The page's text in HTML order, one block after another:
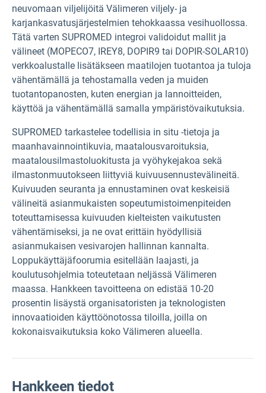
neuvomaan viljelijöitä Välimeren viljely- ja
karjankasvatusjärjestelmien tehokkaassa vesihuollossa.
Tätä varten SUPROMED integroi validoidut mallit ja
välineet (MOPECO7, IREY8, DOPIR9 tai DOPIR-SOLAR10)
verkkoalustalle lisätäkseen maatilojen tuotantoa ja tuloja
vähentämällä ja tehostamalla veden ja muiden
tuotantopanosten, kuten energian ja lannoitteiden,
käyttöä ja vähentämällä samalla ympäristövaikutuksia.
SUPROMED tarkastelee todellisia in situ -tietoja ja
maanhavainnointikuvia, maatalousvaroituksia,
maatalousilmastoluokitusta ja vyöhykejakoa sekä
ilmastonmuutokseen liittyviä kuivuusennustevälineitä.
Kuivuuden seuranta ja ennustaminen ovat keskeisiä
välineitä asianmukaisten sopeutumistoimenpiteiden
toteuttamisessa kuivuuden kielteisten vaikutusten
vähentämiseksi, ja ne ovat erittäin hyödyllisiä
asianmukaisen vesivarojen hallinnan kannalta.
Loppukäyttäjäfoorumia esitellään laajasti, ja
koulutusohjelmia toteutetaan neljässä Välimeren
maassa. Hankkeen tavoitteena on edistää 10-20
prosentin lisäystä organisatoristen ja teknologisten
innovaatioiden käyttöönotossa tiloilla, joilla on
kokonaisvaikutuksia koko Välimeren alueella.
Hankkeen tiedot